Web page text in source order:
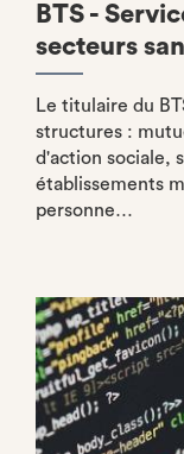
BTS -
secteurs
Le titulaire du
structures :
d'action sociale,
établissements
personne…